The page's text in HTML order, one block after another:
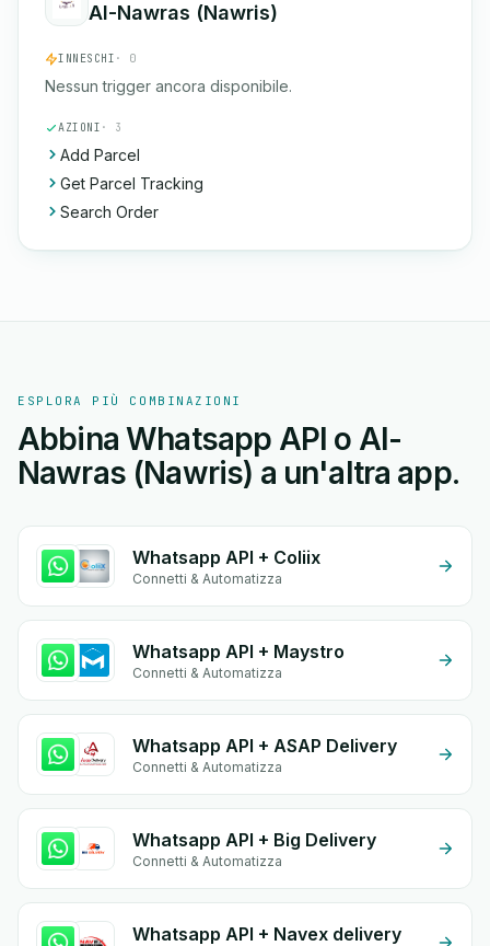
Al-Nawras (Nawris)
INNESCHI · 0
Nessun trigger ancora disponibile.
AZIONI · 3
Add Parcel
Get Parcel Tracking
Search Order
ESPLORA PIÙ COMBINAZIONI
Abbina Whatsapp API o Al-
Nawras (Nawris) a un'altra app.
Whatsapp API + Coliix
Connetti & Automatizza
Whatsapp API + Maystro
Connetti & Automatizza
Whatsapp API + ASAP Delivery
Connetti & Automatizza
Whatsapp API + Big Delivery
Connetti & Automatizza
Whatsapp API + Navex delivery